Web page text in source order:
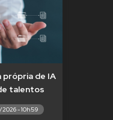
própria de IA
talentos
- 10h59